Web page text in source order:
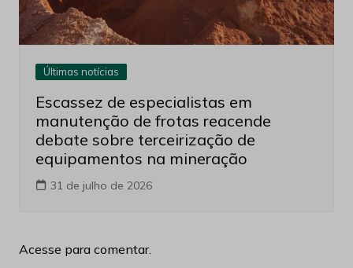
Últimas notícias
Escassez de especialistas em
manutenção de frotas reacende
debate sobre terceirização de
equipamentos na mineração
31 de julho de 2026
Acesse para comentar.